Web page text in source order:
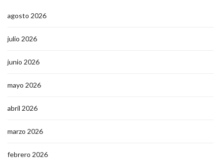
agosto 2026
julio 2026
junio 2026
mayo 2026
abril 2026
marzo 2026
febrero 2026